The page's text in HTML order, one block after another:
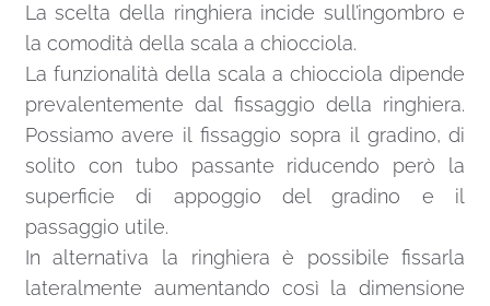
La scelta della ringhiera incide sull’ingombro e
la comodità della scala a chiocciola.
La funzionalità della scala a chiocciola dipende
prevalentemente dal fissaggio della ringhiera.
Possiamo avere il fissaggio sopra il gradino, di
solito con tubo passante riducendo però la
superficie di appoggio del gradino e il
passaggio utile.
In alternativa la ringhiera è possibile fissarla
lateralmente aumentando così la dimensione